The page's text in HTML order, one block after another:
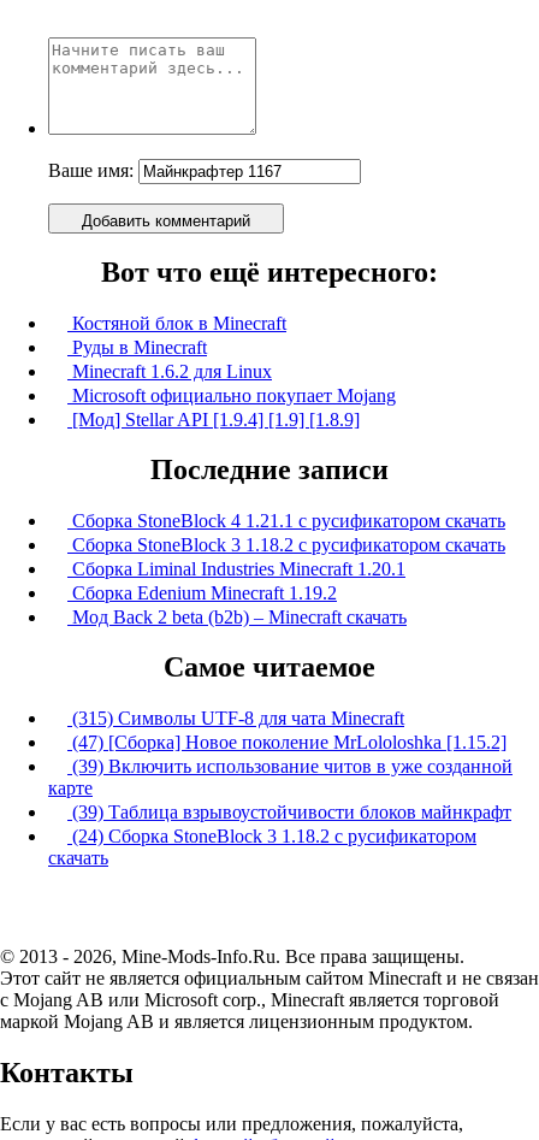
Ваше имя:
Добавить комментарий
Вот что ещё интересного:
Костяной блок в Minecraft
Руды в Minecraft
Minecraft 1.6.2 для Linux
Microsoft официально покупает Mojang
[Мод] Stellar API [1.9.4] [1.9] [1.8.9]
Последние записи
Сборка StoneBlock 4 1.21.1 с русификатором скачать
Сборка StoneBlock 3 1.18.2 с русификатором скачать
Сборка Liminal Industries Minecraft 1.20.1
Сборка Edenium Minecraft 1.19.2
Мод Back 2 beta (b2b) – Minecraft скачать
Самое читаемое
(315) Символы UTF-8 для чата Minecraft
(47) [Сборка] Новое поколение MrLololoshka [1.15.2]
(39) Включить использование читов в уже созданной
карте
(39) Таблица взрывоустойчивости блоков майнкрафт
(24) Сборка StoneBlock 3 1.18.2 с русификатором
скачать
© 2013 - 2026, Mine-Mods-Info.Ru. Все права защищены.
Этот сайт не является официальным сайтом Minecraft и не связан
с Mojang AB или Microsoft corp., Minecraft является торговой
маркой Mojang AB и является лицензионным продуктом.
Контакты
Если у вас есть вопросы или предложения, пожалуйста,